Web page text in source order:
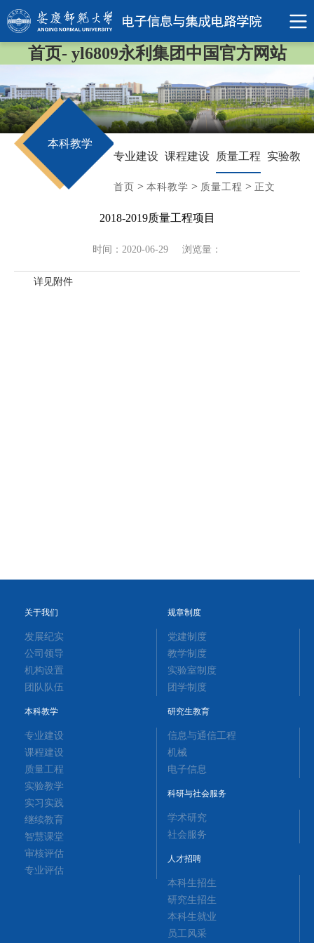
首页- yl6809永利集团中国官方网站
本科教学
专业建设 课程建设 质量工程 实验教学
首页 > 本科教学 > 质量工程 > 正文
2018-2019质量工程项目
时间：2020-06-29 浏览量：
详见附件
关于我们
发展纪实
公司领导
机构设置
团队队伍
规章制度
党建制度
教学制度
实验室制度
团学制度
本科教学
专业建设
课程建设
质量工程
实验教学
实习实践
继续教育
智慧课堂
审核评估
专业评估
研究生教育
信息与通信工程
机械
电子信息
科研与社会服务
学术研究
社会服务
人才招聘
本科生招生
研究生招生
本科生就业
员工风采